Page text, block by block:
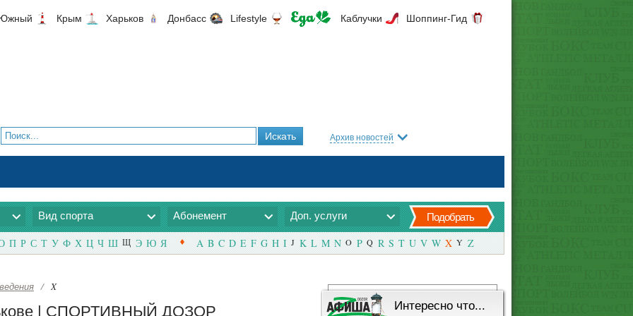
Крым Харьков Донбасс Lifestyle Каблучки Шоппинг-Гид
Архив новостей
Вид спорта Абонемент Доп. услуги Подобрать
П Р С Т У Ф Х Ц Ч Ш Щ Э Ю Я A B C D E F G H I J K L M N O P Q R S T U V W X Y Z
/ X
| СПОРТИВНЫЙ ДОЗОР Интересно что...